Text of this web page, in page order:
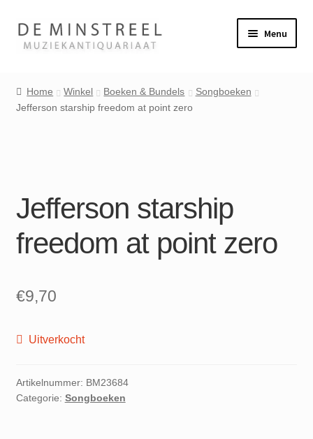
Ga
door
Ga
naar
Menu
Contact
Mijn account
Home Winkel Boeken & Bundels
Songboeken
Jefferson starship freedom at point zero
Jefferson starship
freedom at point zero
€9,70
Uitverkocht
Artikelnummer: BM23684
Categorie: Songboeken